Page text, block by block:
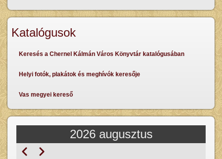
Katalógusok
Keresés a Chernel Kálmán Város Könyvtár katalógusában
Helyi fotók, plakátok és meghívók keresője
Vas megyei kereső
2026 augusztus
Oldalszámozás
Előző Következő